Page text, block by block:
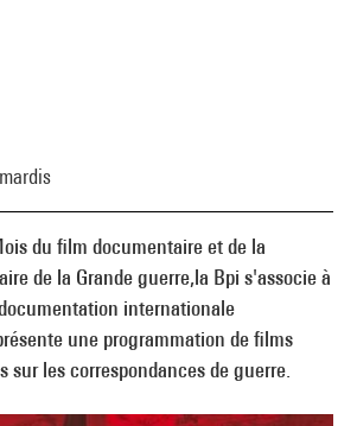
du film documentaire et de la
de la Grande guerre,la Bpi s'associe à
internationale
une programmation de films
sur les correspondances de guerre.